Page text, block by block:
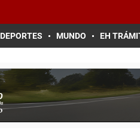
DEPORTES MUNDO EH